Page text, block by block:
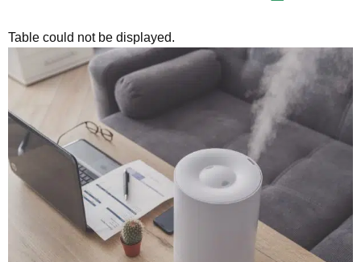
Table could not be displayed.